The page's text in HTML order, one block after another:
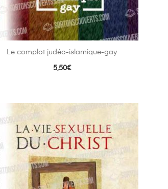
Le complot judéo-islamique-gay
5,50€